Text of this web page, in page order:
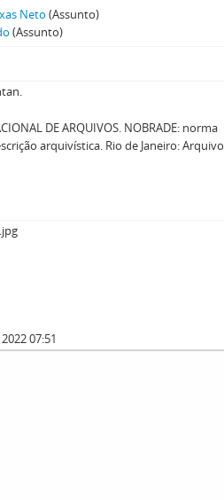
Neto (Assunto)
(Assunto)
DE ARQUIVOS. NOBRADE: norma
arquivística. Rio de Janeiro: Arquivo
07:51